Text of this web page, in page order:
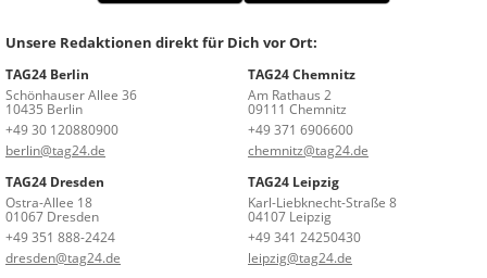
Unsere Redaktionen direkt für Dich vor Ort:
TAG24 Berlin
Schönhauser Allee 36
10435 Berlin
+49 30 120880900
berlin@tag24.de
TAG24 Chemnitz
Am Rathaus 2
09111 Chemnitz
+49 371 6906600
chemnitz@tag24.de
TAG24 Dresden
Ostra-Allee 18
01067 Dresden
+49 351 888-2424
dresden@tag24.de
TAG24 Leipzig
Karl-Liebknecht-Straße 8
04107 Leipzig
+49 341 24250430
leipzig@tag24.de